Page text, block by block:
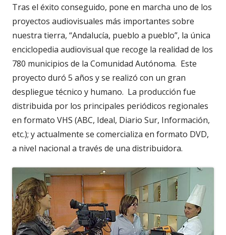
Tras el éxito conseguido, pone en marcha uno de los
proyectos audiovisuales más importantes sobre
nuestra tierra, “Andalucía, pueblo a pueblo”, la única
enciclopedia audiovisual que recoge la realidad de los
780 municipios de la Comunidad Autónoma. Este
proyecto duró 5 años y se realizó con un gran
despliegue técnico y humano. La producción fue
distribuida por los principales periódicos regionales
en formato VHS (ABC, Ideal, Diario Sur, Información,
etc.); y actualmente se comercializa en formato DVD,
a nivel nacional a través de una distribuidora.